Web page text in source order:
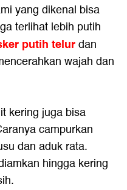
yang dikenal bisa
terlihat lebih putih
putih telurdan
wajah dan
kering juga bisa
campurkan
dan aduk rata.
hingga kering